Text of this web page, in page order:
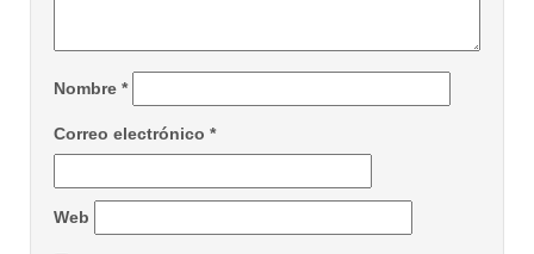
Nombre *
Correo electrónico *
Web